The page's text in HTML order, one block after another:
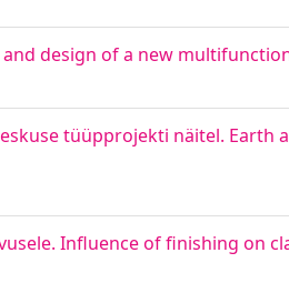
design of a new
tüüpprojekti näitel. Earth
Influence of finishing on